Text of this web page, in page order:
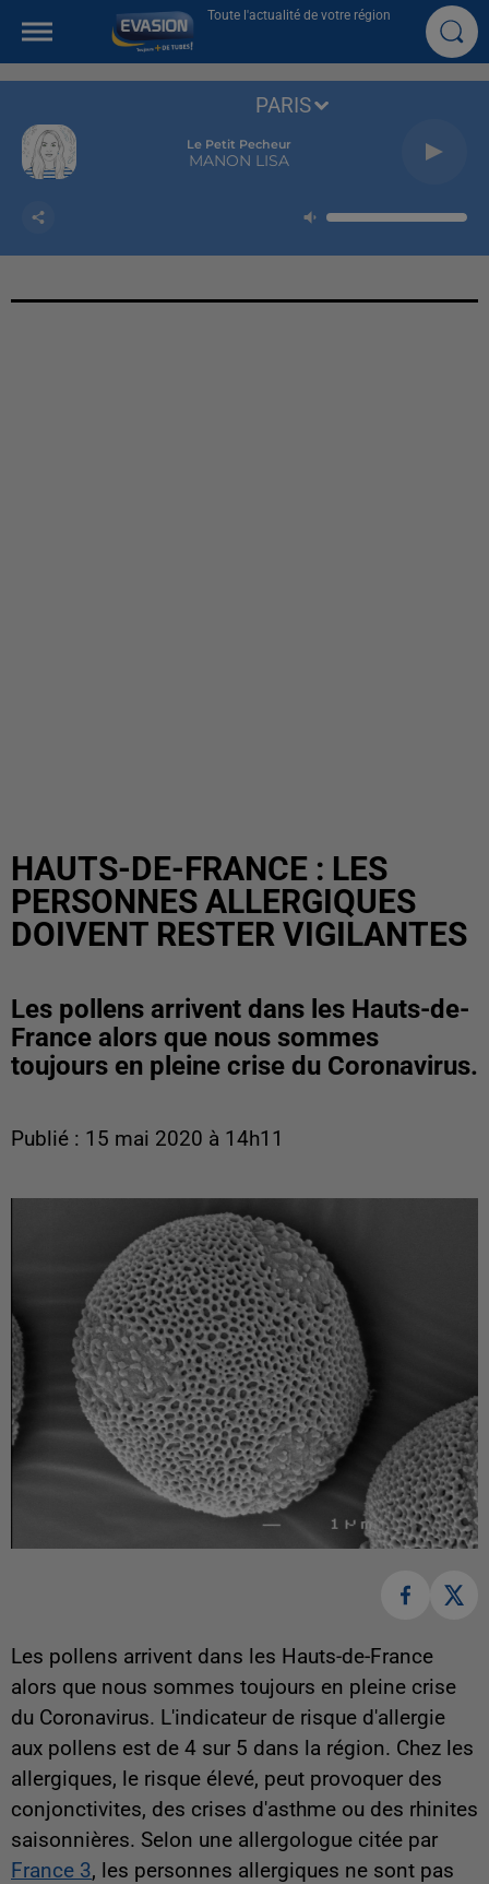
Toute l'actualité de votre région
Le Petit Pecheur
MANON LISA
PARIS
HAUTS-DE-FRANCE : LES
PERSONNES ALLERGIQUES
DOIVENT RESTER VIGILANTES
Les pollens arrivent dans les Hauts-de-
France alors que nous sommes
toujours en pleine crise du Coronavirus.
Publié : 15 mai 2020 à 14h11
Les pollens arrivent dans les Hauts-de-France
alors que nous sommes toujours en pleine crise
du Coronavirus. L'indicateur de risque d'allergie
aux pollens est de 4 sur 5 dans la région. Chez les
allergiques, le risque élevé, peut provoquer des
conjonctivites, des crises d'asthme ou des rhinites
saisonnières. Selon une allergologue citée par
France 3, les personnes allergiques ne sont pas